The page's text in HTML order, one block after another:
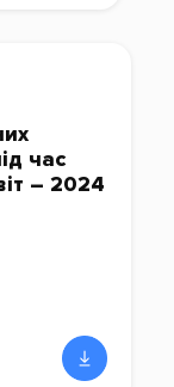
час
– 2024